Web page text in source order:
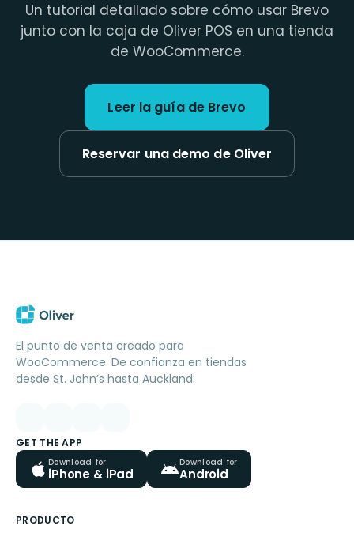
Un tutorial detallado sobre cómo usar Brevo
junto con la caja de Oliver POS en una tienda
de WooCommerce.
Leer la guía de Brevo
Reservar una demo de Oliver
El punto de venta creado para
WooCommerce. De confianza en tiendas
desde St. John’s hasta Auckland.
GET THE APP
Download for
iPhone & iPad
Download for
Android
PRODUCTO